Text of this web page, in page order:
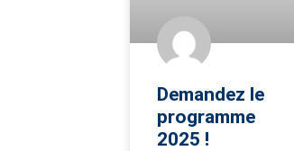
Demandez le
programme
2025 !